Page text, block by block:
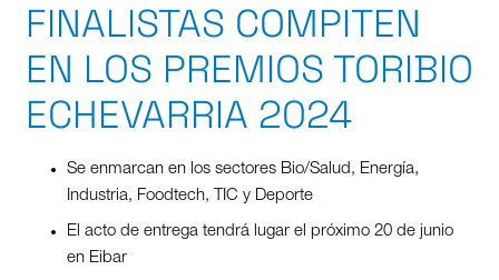
FINALISTAS COMPITEN
EN LOS PREMIOS TORIBIO
ECHEVARRIA 2024
Se enmarcan en los sectores Bio/Salud, Energía,
Industria, Foodtech, TIC y Deporte
El acto de entrega tendrá lugar el próximo 20 de junio
en Eibar